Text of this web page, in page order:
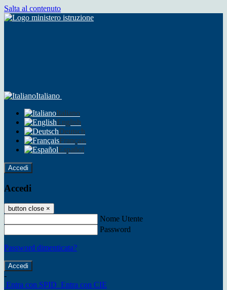
Salta al contenuto
Italiano
Italiano
English
Deutsch
Français
Español
Accedi
Accedi
button close ×
Nome Utente
Password
Password dimenticata?
-
Entra con SPID Entra con CIE